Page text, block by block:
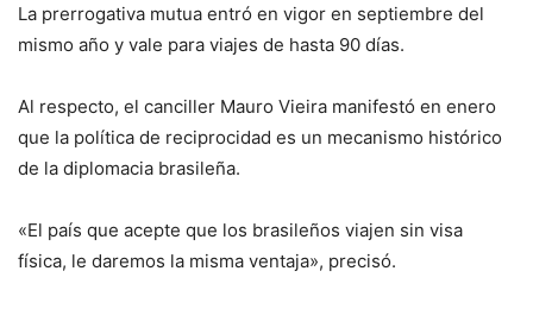
La prerrogativa mutua entró en vigor en septiembre del
mismo año y vale para viajes de hasta 90 días.
Al respecto, el canciller Mauro Vieira manifestó en enero
que la política de reciprocidad es un mecanismo histórico
de la diplomacia brasileña.
«El país que acepte que los brasileños viajen sin visa
física, le daremos la misma ventaja», precisó.